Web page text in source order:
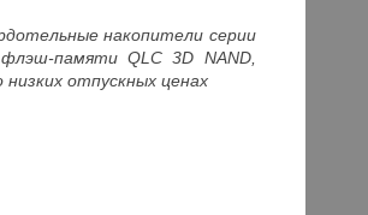
накопители серии
памяти QLC 3D NAND,
отпускных ценах